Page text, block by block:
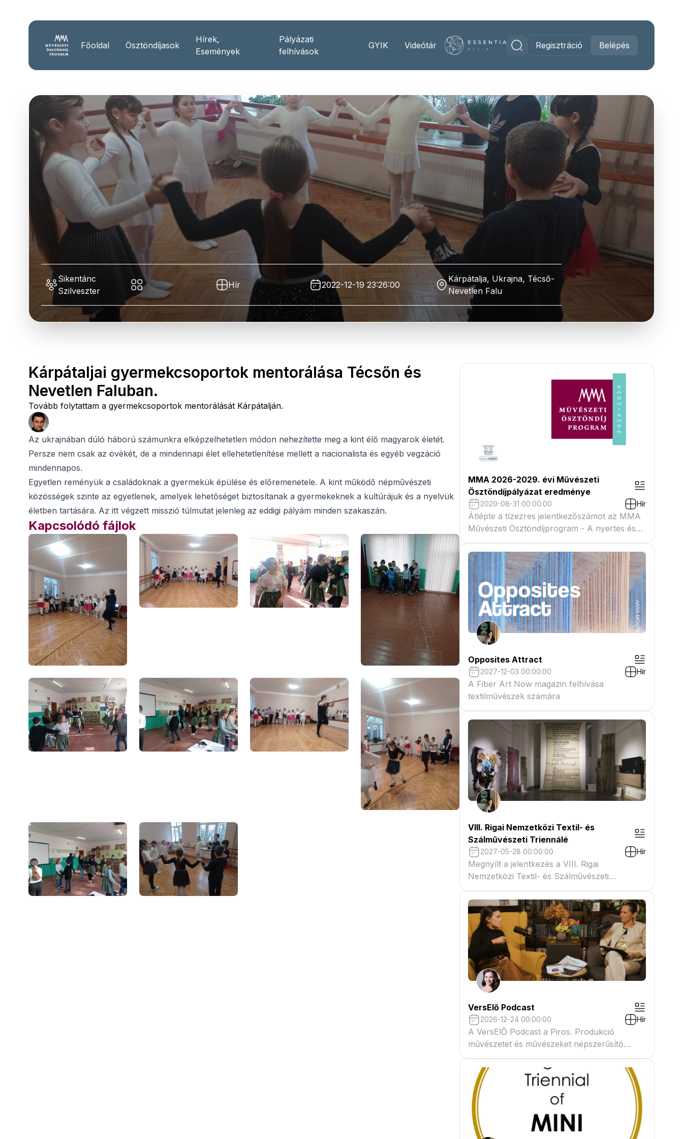
Főoldal Ösztöndíjasok
Hírek,
Események
Pályázati
felhívások
GYIK Videótár Regisztráció Belépés
Sikentánc
Szilveszter
Hír 2022-12-19 23:26:00
Kárpátalja, Ukrajna, Técső-
Nevetlen Falu
Kárpátaljai gyermekcsoportok mentorálása Técsőn és
Nevetlen Faluban.
Tovább folytattam a gyermekcsoportok mentorálását Kárpátalján.
Az ukrajnában dúló háború számunkra elképzelhetetlen módon nehezítette meg a kint élő magyarok életét.
Persze nem csak az övékét, de a mindennapi élet ellehetetlenítése mellett a nacionalista és egyéb vegzáció
mindennapos.
Egyetlen reményük a családoknak a gyermekük épülése és előremenetele. A kint működő népművészeti
közösségek szinte az egyetlenek, amelyek lehetőséget biztosítanak a gyermekeknek a kultúrájuk és a nyelvük
életben tartására. Az itt végzett misszió túlmutat jelenleg az eddigi pályám minden szakaszán.
Kapcsolódó fájlok
MMA 2026-2029. évi Művészeti
Ösztöndíjpályázat eredménye
2029-08-31 00:00:00 Hír
Átlépte a tízezres jelentkezőszámot az MMA
Művészeti Ösztöndíjprogram - A nyertes és
tartaléklistás pályázók névsora megtekinthető
a csatolmányban
Opposites Attract
2027-12-03 00:00:00 Hír
A Fiber Art Now magazin felhívása
textilművészek számára
VIII. Rigai Nemzetközi Textil- és
Szálművészeti Triennálé
2027-05-28 00:00:00 Hír
Megnyílt a jelentkezés a VIII. Rigai
Nemzetközi Textil- és Szálművészeti
Triennáléra
VersElő Podcast
2026-12-24 00:00:00 Hír
A VersElŐ Podcast a Piros. Produkció
művészetet és művészeket népszerűsítő
beszélgető műsora